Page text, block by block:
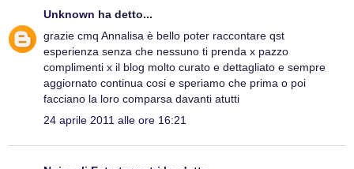
Unknown ha detto...
grazie cmq Annalisa è bello poter raccontare qst
esperienza senza che nessuno ti prenda x pazzo
complimenti x il blog molto curato e dettagliato e sempre
aggiornato continua cosi e speriamo che prima o poi
facciano la loro comparsa davanti atutti
24 aprile 2011 alle ore 16:21